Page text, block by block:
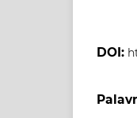
DOI: